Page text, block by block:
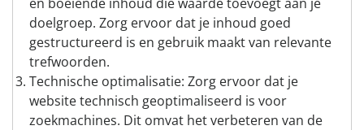
doelgroep. Zorg ervoor dat je inhoud goed
gestructureerd is en gebruik maakt van relevante
trefwoorden.
Technische optimalisatie: Zorg ervoor dat je
website technisch geoptimaliseerd is voor
zoekmachines. Dit omvat het verbeteren van de